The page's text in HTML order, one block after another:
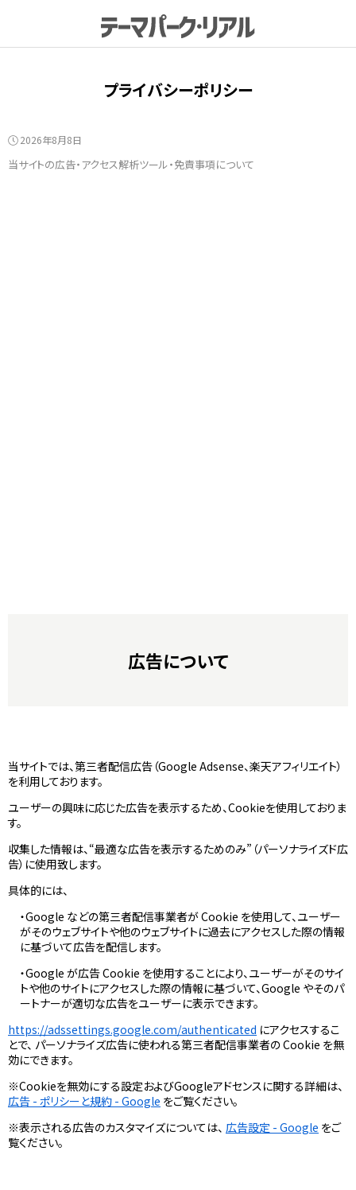
プライバシーポリシー
2026年8月8日
当サイトの広告・アクセス解析ツール・免責事項について
広告について
当サイトでは、第三者配信広告（Google Adsense、楽天アフィリエイト）
を利用しております。
ユーザーの興味に応じた広告を表示するため、Cookieを使用しておりま
す。
収集した情報は、“最適な広告を表示するためのみ”（パーソナライズド広
告）に使用致します。
具体的には、
・Google などの第三者配信事業者が Cookie を使用して、ユーザー
がそのウェブサイトや他のウェブサイトに過去にアクセスした際の情報
に基づいて広告を配信します。
・Google が広告 Cookie を使用することにより、ユーザーがそのサイ
トや他のサイトにアクセスした際の情報に基づいて、Google やそのパ
ートナーが適切な広告をユーザーに表示できます。
https://adssettings.google.com/authenticated にアクセスするこ
とで、 パーソナライズ広告に使われる第三者配信事業者の Cookie を無
効にできます。
※Cookieを無効にする設定およびGoogleアドセンスに関する詳細は、
広告 - ポリシーと規約 - Google をご覧ください。
※表示される広告のカスタマイズについては、 広告設定 - Google をご
覧ください。